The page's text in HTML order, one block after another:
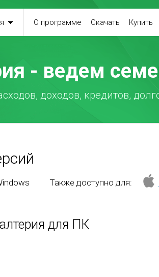
О программе Скачать Купить
- ведем
доходов, кредитов,
Также доступно для:
для ПК